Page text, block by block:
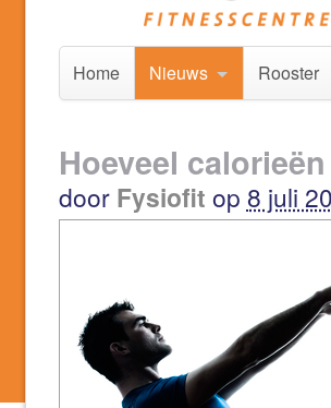
Home Nieuws Rooster
Hoeveel
door Fysiofit op 8 juli